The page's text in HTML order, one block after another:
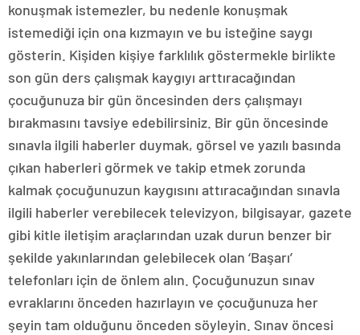
konuşmak istemezler, bu nedenle konuşmak
istemediği için ona kızmayın ve bu isteğine saygı
gösterin. Kişiden kişiye farklılık göstermekle birlikte
son gün ders çalışmak kaygıyı arttıracağından
çocuğunuza bir gün öncesinden ders çalışmayı
bırakmasını tavsiye edebilirsiniz. Bir gün öncesinde
sınavla ilgili haberler duymak, görsel ve yazılı basında
çıkan haberleri görmek ve takip etmek zorunda
kalmak çocuğunuzun kaygısını attıracağından sınavla
ilgili haberler verebilecek televizyon, bilgisayar, gazete
gibi kitle iletişim araçlarından uzak durun benzer bir
şekilde yakınlarından gelebilecek olan ‘Başarı’
telefonları için de önlem alın. Çocuğunuzun sınav
evraklarını önceden hazırlayın ve çocuğunuza her
şeyin tam olduğunu önceden söyleyin. Sınav öncesi